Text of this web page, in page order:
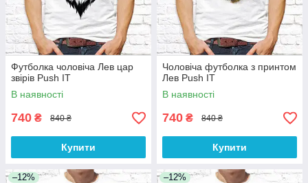
Футболка чоловіча Лев цар
звірів Push IT
В наявності
740 ₴ 840 ₴
Купити
Чоловіча футболка з принтом
Лев Push IT
В наявності
740 ₴ 840 ₴
Купити
–12% –12%